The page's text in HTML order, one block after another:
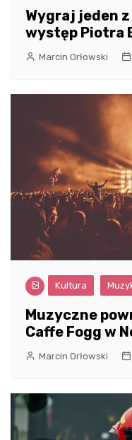
Wygraj jeden
występ Piotra
Marcin Orłowski
Kultura
Muzyczne
Caffe Fogg w
Marcin Orłowski